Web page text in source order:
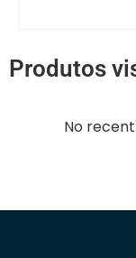
Produtos
No